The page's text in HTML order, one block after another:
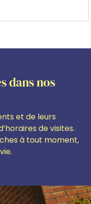
dans nos
et de leurs
de visites.
à tout moment,